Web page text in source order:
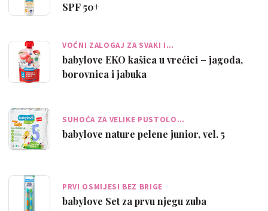
SPF 50+
VOĆNI ZALOGAJ ZA SVAKI I…
babylove EKO kašica u vrećici – jagoda,
borovnica i jabuka
SUHOĆA ZA VELIKE PUSTOLO…
babylove nature pelene junior, vel. 5
PRVI OSMIJESI BEZ BRIGE
babylove Set za prvu njegu zuba